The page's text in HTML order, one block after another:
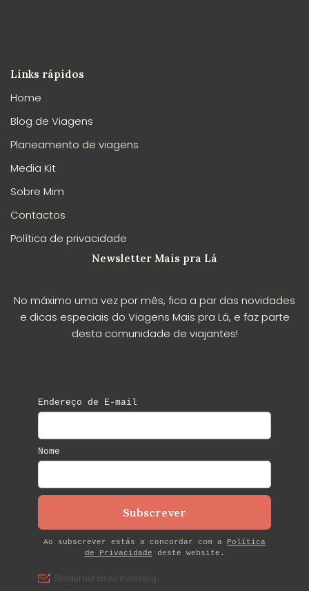
Links rápidos
Home
Blog de Viagens
Planeamento de viagens
Media Kit
Sobre Mim
Contactos
Política de privacidade
Newsletter Mais pra Lá
No máximo uma vez por mês, fica a par das novidades
e dicas especiais do Viagens Mais pra Lá, e faz parte
desta comunidade de viajantes!